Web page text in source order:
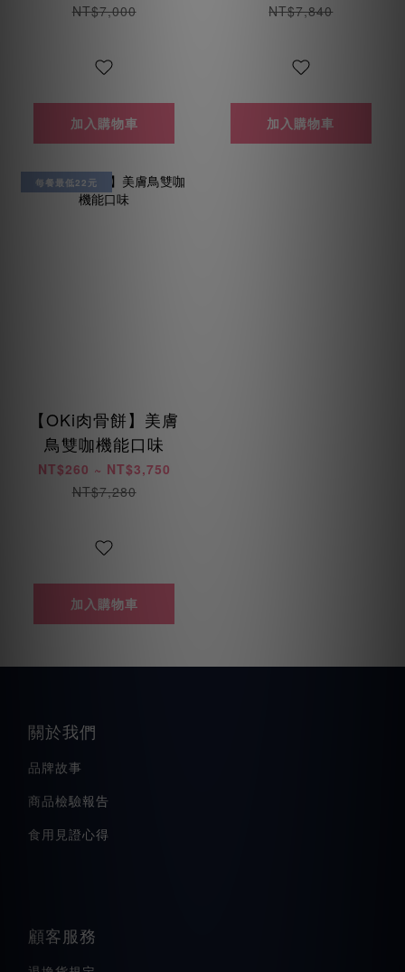
NT$7,000
加入購物車
NT$7,840
加入購物車
每餐最低22元
【OKi肉骨餅】美膚
鳥雙咖機能口味
NT$260 ~ NT$3,750
NT$7,280
加入購物車
關於我們
品牌故事
商品檢驗報告
食用見證心得
顧客服務